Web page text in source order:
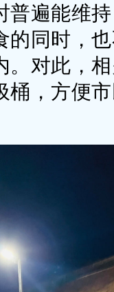
普遍能维
的同时，
。对此，
桶，方便